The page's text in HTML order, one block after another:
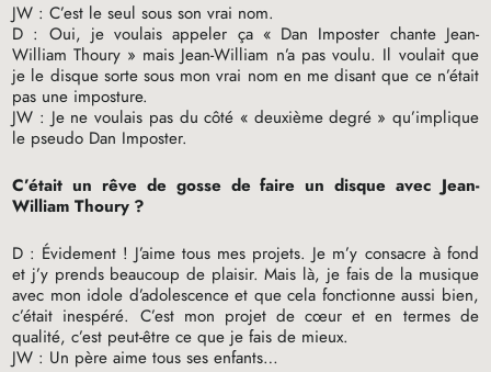
JW : C’est le seul sous son vrai nom.
D : Oui, je voulais appeler ça « Dan Imposter chante Jean-
William Thoury » mais Jean-William n’a pas voulu. Il voulait que
je le disque sorte sous mon vrai nom en me disant que ce n’était
pas une imposture.
JW : Je ne voulais pas du côté « deuxième degré » qu’implique
le pseudo Dan Imposter.
C’était un rêve de gosse de faire un disque avec Jean-
William Thoury ?
D : Évidement ! J’aime tous mes projets. Je m’y consacre à fond
et j’y prends beaucoup de plaisir. Mais là, je fais de la musique
avec mon idole d’adolescence et que cela fonctionne aussi bien,
c’était inespéré. C’est mon projet de cœur et en termes de
qualité, c’est peut-être ce que je fais de mieux.
JW : Un père aime tous ses enfants…